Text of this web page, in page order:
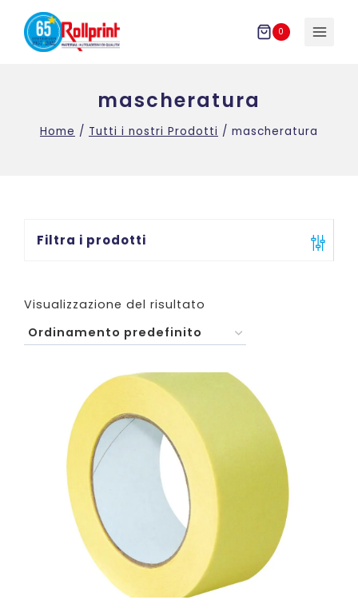
Salta
contenuto
0
mascheratura
Home / Tutti i nostri Prodotti / mascheratura
Visualizzazione del risultato
Filtra i prodotti